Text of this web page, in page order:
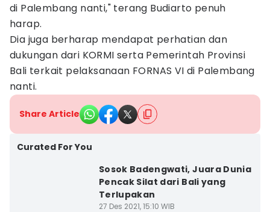
di Palembang nanti," terang Budiarto penuh
harap.
Dia juga berharap mendapat perhatian dan
dukungan dari KORMI serta Pemerintah Provinsi
Bali terkait pelaksanaan FORNAS VI di Palembang
nanti.
Share Article
Curated For You
Sosok Badengwati, Juara Dunia
Pencak Silat dari Bali yang
Terlupakan
27 Des 2021, 15:10 WIB